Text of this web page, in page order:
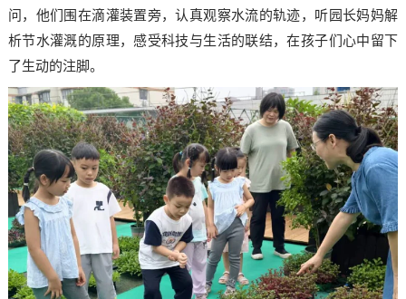
问，他们围在滴灌装置旁，认真观察水流的轨迹，听园长妈妈解
析节水灌溉的原理，感受科技与生活的联结，在孩子们心中留下
了生动的注脚。